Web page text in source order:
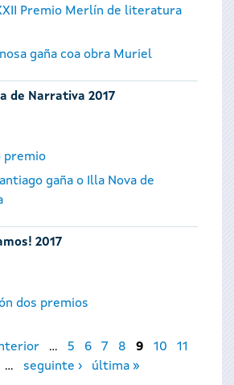
Premio Merlín de literatura
gaña coa obra Muriel
de Narrativa 2017
premio
gaña o Illa Nova de
2017
dos premios
… 5 6 7 8 9 10
11
… seguinte › última »